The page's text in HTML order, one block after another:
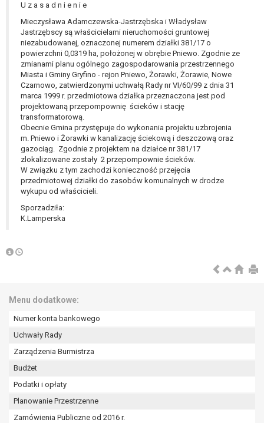
U z a s a d n i e n i e
Mieczysława Adamczewska-Jastrzębska i Władysław
Jastrzębscy są właścicielami nieruchomości gruntowej
niezabudowanej, oznaczonej numerem działki 381/17 o
powierzchni 0,0319 ha, położonej w obrębie Pniewo. Zgodnie ze
zmianami planu ogólnego zagospodarowania przestrzennego
Miasta i Gminy Gryfino - rejon Pniewo, Żorawki, Żorawie, Nowe
Czarnowo, zatwierdzonymi uchwałą Rady nr VI/60/99 z dnia 31
marca 1999 r. przedmiotowa działka przeznaczona jest pod
projektowaną przepompownię ścieków i stację
transformatorową.
Obecnie Gmina przystępuje do wykonania projektu uzbrojenia
m. Pniewo i Żorawki w kanalizację ściekową i deszczową oraz
gazociąg. Zgodnie z projektem na działce nr 381/17
zlokalizowane zostały 2 przepompownie ścieków.
W związku z tym zachodzi konieczność przejęcia
przedmiotowej działki do zasobów komunalnych w drodze
wykupu od właścicieli.
Sporzadziła:
K.Lamperska
Menu dodatkowe:
Numer konta bankowego
Uchwały Rady
Zarządzenia Burmistrza
Budżet
Podatki i opłaty
Planowanie Przestrzenne
Zamówienia Publiczne od 2016 r.
organu nadzorczego na niezgodne z prawem
przetwarzanie Pani/Pana danych osobowych
przez administratora.
Organem właściwym do wniesienia skargi jest
Prezes Urzędu Ochrony Danych Osobowych.
W zależności od sfery, w której przetwarzane są
dane osobowe, podanie danych osobowych jest
dobrowolne albo jest wymogiem ustawowym lub
umownym.
Pani/Pana dane nie będą poddawane
zautomatyzowanemu podejmowaniu decyzji, w
tym również profilowaniu.